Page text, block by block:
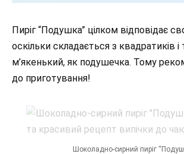
Пиріг “Подушка” цілком відповідає
оскільки складається з квадратиків
м’якенький, як подушечка. Тому
до приготування!
Шоколадно-сирний пиріг